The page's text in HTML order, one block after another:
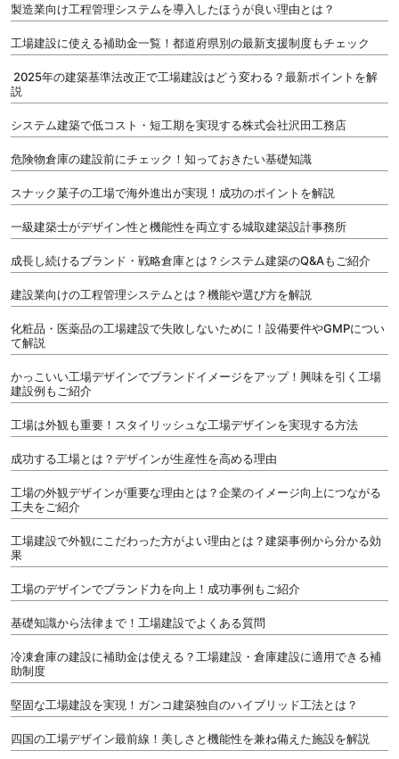
製造業向け工程管理システムを導入したほうが良い理由とは？
工場建設に使える補助金一覧！都道府県別の最新支援制度もチェック
2025年の建築基準法改正で工場建設はどう変わる？最新ポイントを解
説
システム建築で低コスト・短工期を実現する株式会社沢田工務店
危険物倉庫の建設前にチェック！知っておきたい基礎知識
スナック菓子の工場で海外進出が実現！成功のポイントを解説
一級建築士がデザイン性と機能性を両立する城取建築設計事務所
成長し続けるブランド・戦略倉庫とは？システム建築のQ&Aもご紹介
建設業向けの工程管理システムとは？機能や選び方を解説
化粧品・医薬品の工場建設で失敗しないために！設備要件やGMPについ
て解説
かっこいい工場デザインでブランドイメージをアップ！興味を引く工場
建設例もご紹介
工場は外観も重要！スタイリッシュな工場デザインを実現する方法
成功する工場とは？デザインが生産性を高める理由
工場の外観デザインが重要な理由とは？企業のイメージ向上につながる
工夫をご紹介
工場建設で外観にこだわった方がよい理由とは？建築事例から分かる効
果
工場のデザインでブランド力を向上！成功事例もご紹介
基礎知識から法律まで！工場建設でよくある質問
冷凍倉庫の建設に補助金は使える？工場建設・倉庫建設に適用できる補
助制度
堅固な工場建設を実現！ガンコ建築独自のハイブリッド工法とは？
四国の工場デザイン最前線！美しさと機能性を兼ね備えた施設を解説